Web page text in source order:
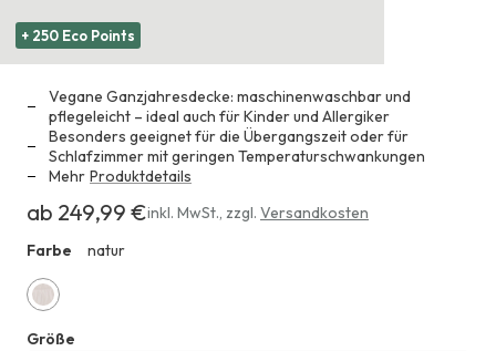
+ 250 Eco Points
Vegane Ganzjahresdecke: maschinenwaschbar und
pflegeleicht – ideal auch für Kinder und Allergiker
Besonders geeignet für die Übergangszeit oder für
Schlafzimmer mit geringen Temperaturschwankungen
Mehr Produktdetails
Erhältlich
249,99 €
ab 249,99 €inkl. MwSt. zzgl. Versandkosten
Farbe
natur
Größe